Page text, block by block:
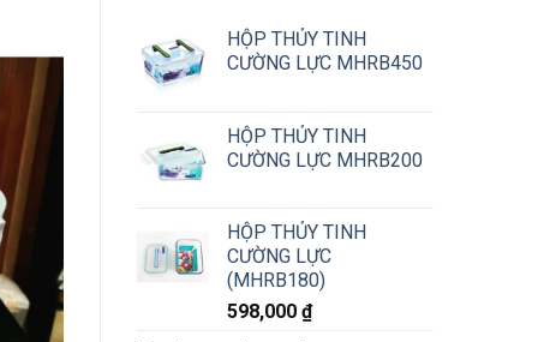
HỘP THỦY TINH
CƯỜNG LỰC MHRB450
HỘP THỦY TINH
CƯỜNG LỰC MHRB200
HỘP THỦY TINH
CƯỜNG LỰC
(MHRB180)
598,000 ₫